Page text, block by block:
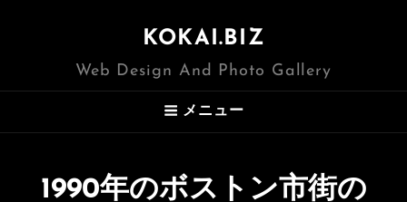
KOKAI.BIZ
Web Design And Photo Gallery
メニュー
1990年のボストン市街の